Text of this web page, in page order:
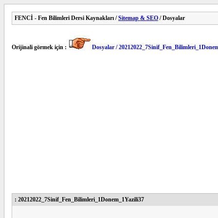
FENCİ - Fen Bilimleri Dersi Kaynakları /Sitemap & SEO / Dosyalar
Orijinali görmek için : Dosyalar /
: 20212022_7Sinif_Fen_Bilimleri_1Donem_1Yazili37